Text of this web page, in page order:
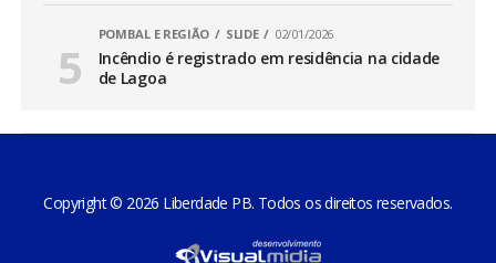
POMBAL E REGIÃO SLIDE 02/01/2026
Incêndio é registrado em residência na cidade
de Lagoa
Copyright © 2026 Liberdade PB. Todos os direitos reservados.